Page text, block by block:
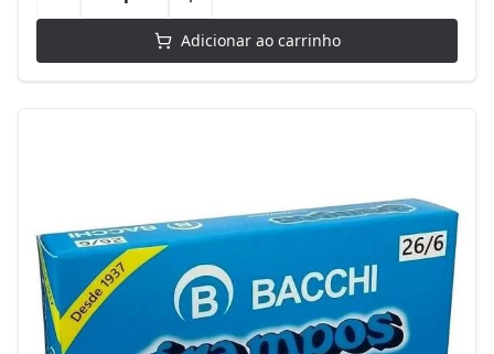
Adicionar ao carrinho